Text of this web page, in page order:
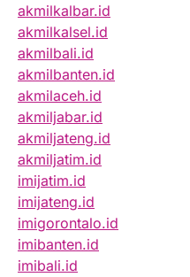
akmilkalbar.id
akmilkalsel.id
akmilbali.id
akmilbanten.id
akmilaceh.id
akmiljabar.id
akmiljateng.id
akmiljatim.id
imijatim.id
imijateng.id
imigorontalo.id
imibanten.id
imibali.id